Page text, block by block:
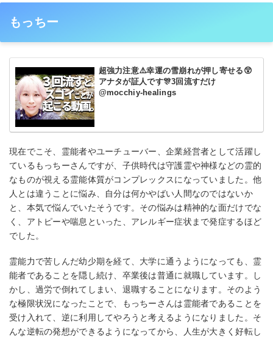
もっちー
超強力注意⚠️幸運の雪崩れが押し寄せる😲
アナタが証人です🎊3回流すだけ
@mocchiy-healings
現在でこそ、霊能者やユーチューバー、企業経営者として活躍し
ているもっちーさんですが、子供時代は守護霊や神様などの霊的
なものが視える霊能体質がコンプレックスになっていました。他
人とは違うことに悩み、自分は何かやばい人間なのではないか
と、本気で悩んでいたそうです。その悩みは精神的な面だけでな
く、アトピーや喘息といった、アレルギー症状まで発症するほど
でした。
霊能力で苦しんだ幼少期を経て、大学に通うようになっても、霊
能者であることを隠し続け、卒業後は普通に就職しています。し
かし、過労で倒れてしまい、退職することになります。そのよう
な極限状況になったことで、もっちーさんは霊能者であることを
受け入れて、逆に利用してやろうと考えるようになりました。そ
んな逆転の発想ができるようになってから、人生が大きく好転し